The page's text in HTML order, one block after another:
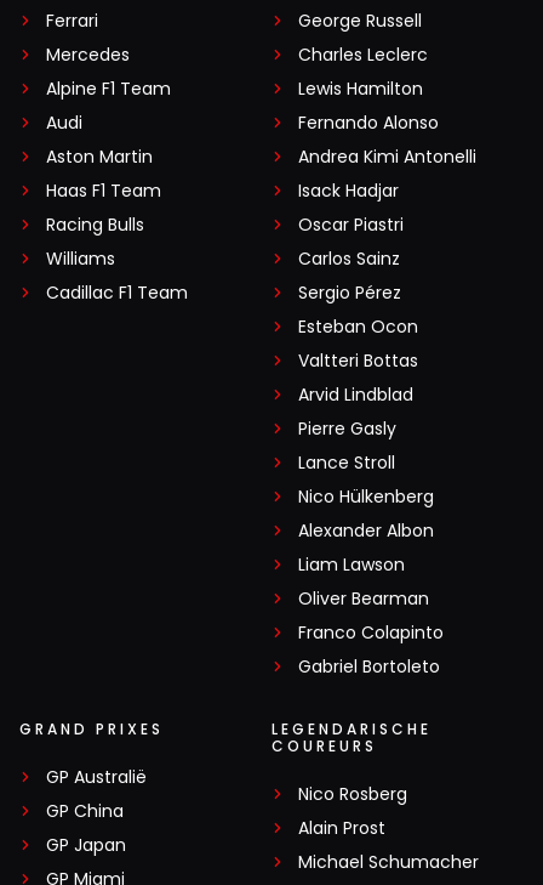
Ferrari
Mercedes
Alpine F1 Team
Audi
Aston Martin
Haas F1 Team
Racing Bulls
Williams
Cadillac F1 Team
George Russell
Charles Leclerc
Lewis Hamilton
Fernando Alonso
Andrea Kimi Antonelli
Isack Hadjar
Oscar Piastri
Carlos Sainz
Sergio Pérez
Esteban Ocon
Valtteri Bottas
Arvid Lindblad
Pierre Gasly
Lance Stroll
Nico Hülkenberg
Alexander Albon
Liam Lawson
Oliver Bearman
Franco Colapinto
Gabriel Bortoleto
GRAND PRIXES
GP Australië
GP China
GP Japan
GP Miami
LEGENDARISCHE
COUREURS
Nico Rosberg
Alain Prost
Michael Schumacher